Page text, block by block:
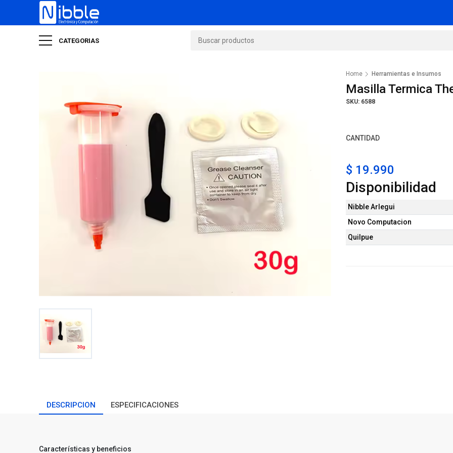
CATEGORIAS
Home Herramientas e Insumos
Masilla Termica
SKU: 6588
CANTIDAD
$ 19.990
Disponibilidad
Nibble Arlegui
Novo Computacion
Quilpue
DESCRIPCION ESPECIFICACIONES
Características y beneficios